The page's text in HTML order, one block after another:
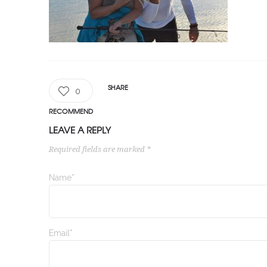
0
RECOMMEND
SHARE
LEAVE A REPLY
Required fields are marked *
Name*
Email*